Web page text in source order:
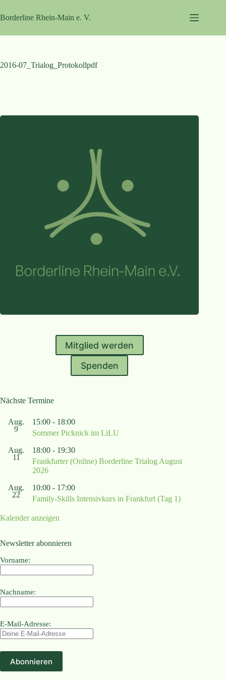
Inhalt
springen
Borderline Rhein-Main e. V.
2016-07_Trialog_Protokollpdf
Mitglied werden
Spenden
Nächste Termine
Aug.
9
15:00 - 18:00
Sommer Picknick im LiLU
Aug.
11
18:00 - 19:30
Frankfurter (Online) Borderline Trialog August
2026
Aug.
22
10:00 - 17:00
Family-Skills Intensivkurs in Frankfurt (Tag 1)
Kalender anzeigen
Newsletter abonnieren
Vorname:
Nachname:
E-Mail-Adresse: